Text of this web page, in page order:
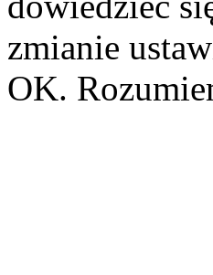
zmianie
OK.